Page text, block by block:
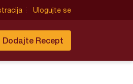
Ulogujte se
Dodajte Recept